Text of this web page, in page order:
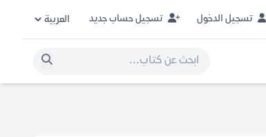
تسجيل الدخول تسجيل حساب جديد